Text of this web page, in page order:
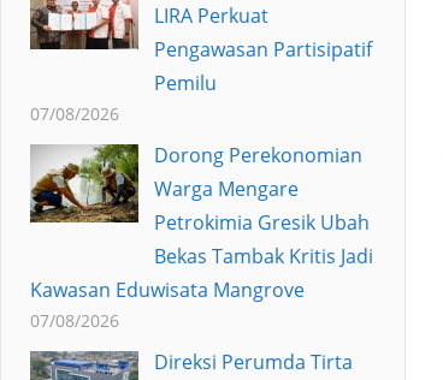
LIRA Perkuat
Pengawasan Partisipatif
Pemilu
07/08/2026
Dorong Perekonomian
Warga Mengare
Petrokimia Gresik Ubah
Bekas Tambak Kritis Jadi
Kawasan Eduwisata Mangrove
07/08/2026
Direksi Perumda Tirta